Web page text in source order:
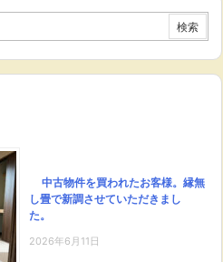
中古物件を買われたお客様。縁無
し畳で新調させていただきまし
た。
2026年6月11日